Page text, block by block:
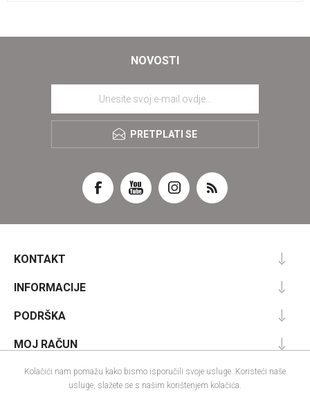
NOVOSTI
PRETPLATI SE
KONTAKT
INFORMACIJE
PODRŠKA
MOJ RAČUN
Kolačići nam pomažu kako bismo isporučili svoje usluge. Koristeći naše
usluge, slažete se s našim korištenjem kolačića.